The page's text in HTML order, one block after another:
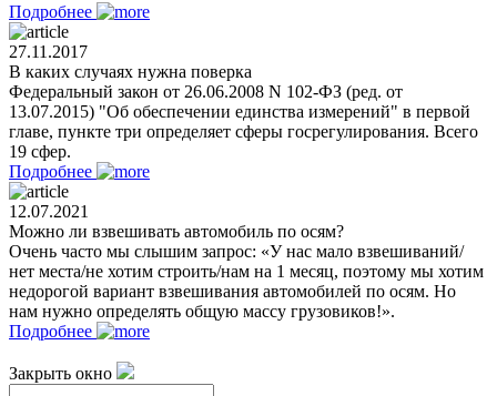
Подробнее
27.11.2017
В каких случаях нужна поверка
Федеральный закон от 26.06.2008 N 102-ФЗ (ред. от
13.07.2015) "Об обеспечении единства измерений" в первой
главе, пункте три определяет сферы госрегулирования. Всего
19 сфер.
Подробнее
12.07.2021
Можно ли взвешивать автомобиль по осям?
Очень часто мы слышим запрос: «У нас мало взвешиваний/
нет места/не хотим строить/нам на 1 месяц, поэтому мы хотим
недорогой вариант взвешивания автомобилей по осям. Но
нам нужно определять общую массу грузовиков!».
Подробнее
Закрыть окно